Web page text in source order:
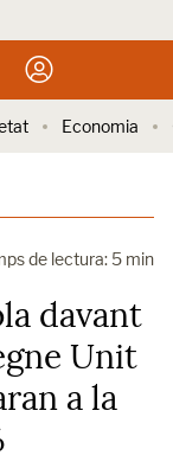
Economia
de lectura: 5 min
davant
Unit
a la